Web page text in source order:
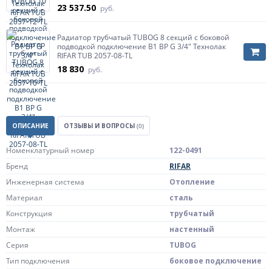
23 537.50 руб.
Радиатор трубчатый TUBOG 8 секций с боковой
подводкой подключение B1 ВР G 3/4" Технолак
RIFAR TUB 2057-08-TL
18 830 руб.
ОПИСАНИЕ ОТЗЫВЫ И ВОПРОСЫ (0)
Номенклатурный номер
122-0491
Бренд
RIFAR
Инженерная система
Отопление
Материал
сталь
Конструкция
трубчатый
Монтаж
настенный
Серия
TUBOG
Тип подключения
боковое подключение